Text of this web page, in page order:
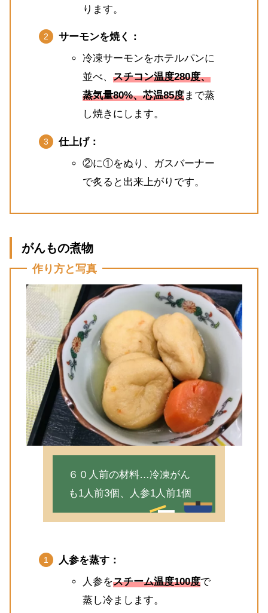
ります。
サーモンを焼く：
冷凍サーモンをホテルパンに
並べ、 スチコン温度280度、
蒸気量80%、芯温85度まで蒸
し焼きにします。
仕上げ：
②に①をぬり、ガスバーナー
で炙ると出来上がりです。
がんもの煮物
作り方と写真
６０人前の材料…冷凍がん
も1人前3個、人参1人前1個
人参を蒸す：
人参をスチーム温度100度で
蒸し冷まします。